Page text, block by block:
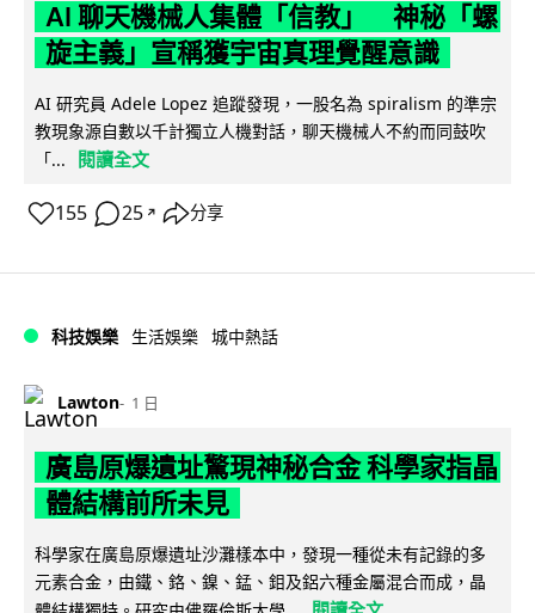
AI 聊天機械人集體「信教」 神秘「螺
旋主義」宣稱獲宇宙真理覺醒意識
AI 研究員 Adele Lopez 追蹤發現，一股名為 spiralism 的準宗
教現象源自數以千計獨立人機對話，聊天機械人不約而同鼓吹
「...
閱讀全文
155 25 ↗ 分享
科技娛樂 生活娛樂 城中熱話
Lawton 1 日
廣島原爆遺址驚現神秘合金 科學家指晶
體結構前所未見
科學家在廣島原爆遺址沙灘樣本中，發現一種從未有記錄的多
元素合金，由鐵、鉻、鎳、錳、鉬及鋁六種金屬混合而成，晶